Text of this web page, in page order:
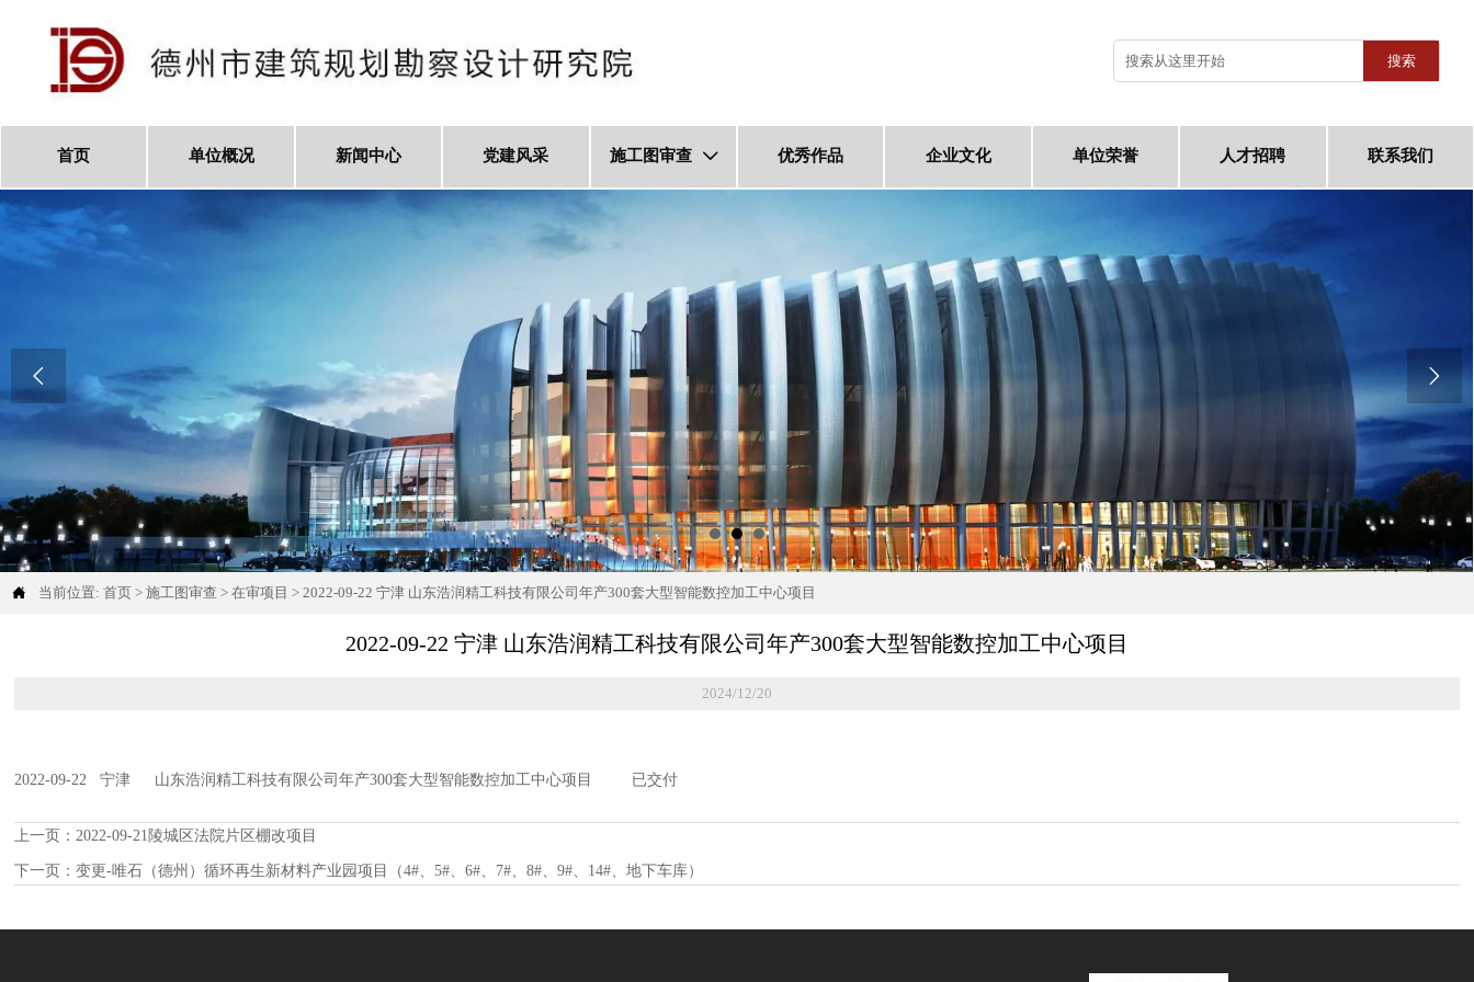
搜索
首页 单位概况 新闻中心 党建风采 施工图审查  优秀作品 企业文化 单位荣誉 人才招聘 联系我们
 
 当前位置: 首页 > 施工图审查 > 在审项目 > 2022-09-22 宁津 山东浩润精工科技有限公司年产300套大型智能数控加工中心项目
2022-09-22 宁津 山东浩润精工科技有限公司年产300套大型智能数控加工中心项目
2024/12/20
2022-09-22 宁津 山东浩润精工科技有限公司年产300套大型智能数控加工中心项目 已交付
上一页：2022-09-21陵城区法院片区棚改项目
下一页：变更-唯石（德州）循环再生新材料产业园项目（4#、5#、6#、7#、8#、9#、14#、地下车库）